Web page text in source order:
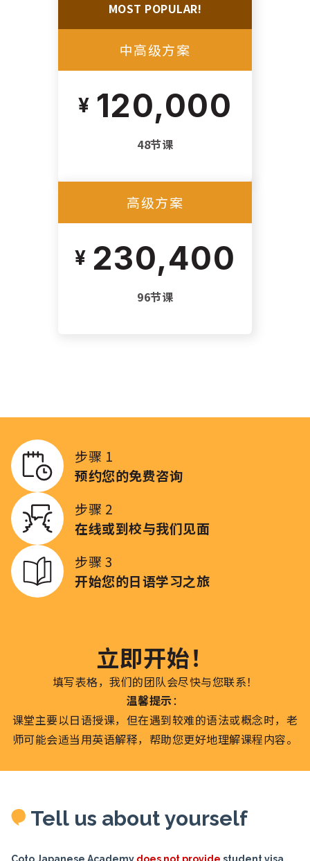
MOST POPULAR!
中高级方案
120,000
48节课
高级方案
230,400
96节课
步骤 1
预约您的免费咨询
步骤 2
在线或到校与我们见面
步骤 3
开始您的日语学习之旅
立即开始！
填写表格，我们的团队会尽快与您联系！
温馨提示：
课堂主要以日语授课，但在遇到较难的语法或概念时，老
师可能会适当用英语解释，帮助您更好地理解课程内容。